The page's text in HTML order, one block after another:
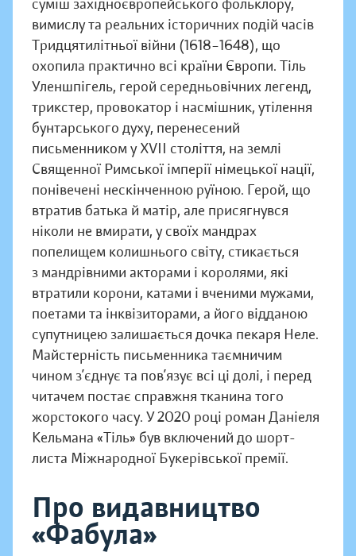
суміш західноєвропейського фольклору,
вимислу та реальних історичних подій часів
Тридцятилітньої війни (1618–1648), що
охопила практично всі країни Європи. Тіль
Уленшпігель, герой середньовічних легенд,
трикстер, провокатор і насмішник, утілення
бунтарського духу, перенесений
письменником у XVII століття, на землі
Священної Римської імперії німецької нації,
понівечені нескінченною руїною. Герой, що
втратив батька й матір, але присягнувся
ніколи не вмирати, у своїх мандрах
попелищем колишнього світу, стикається
з мандрівними акторами і королями, які
втратили корони, катами і вченими мужами,
поетами та інквізиторами, а його відданою
супутницею залишається дочка пекаря Неле.
Майстерність письменника таємничим
чином з’єднує та пов’язує всі ці долі, і перед
читачем постає справжня тканина того
жорстокого часу. У 2020 році роман Даніеля
Кельмана «Тіль» був включений до шорт-
листа Міжнародної Букерівської премії.
Про видавництво
«Фабула»